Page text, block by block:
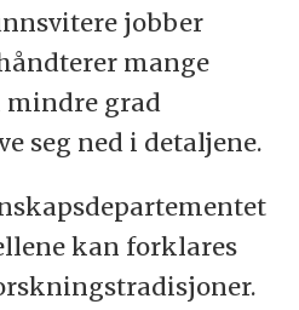
jobber
mange
mindre grad
seg ned i detaljene.
kan forklares